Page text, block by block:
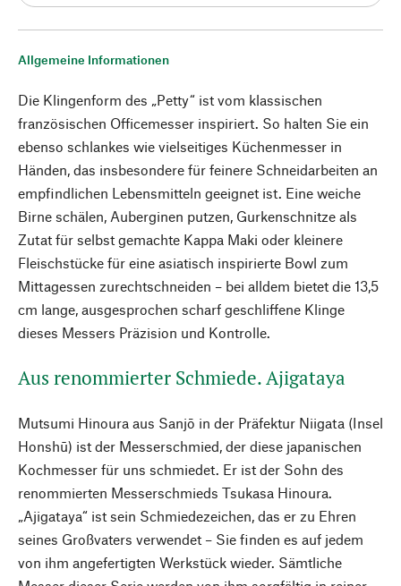
Allgemeine Informationen
Die Klingenform des „Petty“ ist vom klassischen
französischen Officemesser inspiriert. So halten Sie ein
ebenso schlankes wie vielseitiges Küchenmesser in
Händen, das insbesondere für feinere Schneidarbeiten an
empfindlichen Lebensmitteln geeignet ist. Eine weiche
Birne schälen, Auberginen putzen, Gurkenschnitze als
Zutat für selbst gemachte Kappa Maki oder kleinere
Fleischstücke für eine asiatisch inspirierte Bowl zum
Mittagessen zurechtschneiden – bei alldem bietet die 13,5
cm lange, ausgesprochen scharf geschliffene Klinge
dieses Messers Präzision und Kontrolle.
Aus renommierter Schmiede. Ajigataya
Mutsumi Hinoura aus Sanjō in der Präfektur Niigata (Insel
Honshū) ist der Messerschmied, der diese japanischen
Kochmesser für uns schmiedet. Er ist der Sohn des
renommierten Messerschmieds Tsukasa Hinoura.
„Ajigataya“ ist sein Schmiedezeichen, das er zu Ehren
seines Großvaters verwendet – Sie finden es auf jedem
von ihm angefertigten Werkstück wieder. Sämtliche